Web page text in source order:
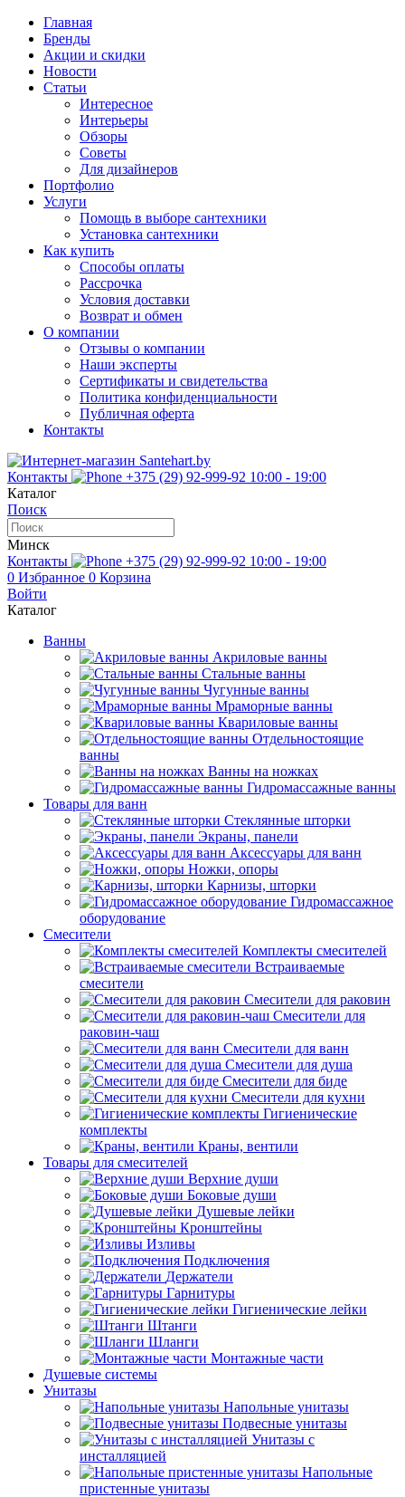
Главная
Бренды
Акции и скидки
Новости
Статьи
Интересное
Интерьеры
Обзоры
Советы
Для дизайнеров
Портфолио
Услуги
Помощь в выборе сантехники
Установка сантехники
Как купить
Способы оплаты
Рассрочка
Условия доставки
Возврат и обмен
О компании
Отзывы о компании
Наши эксперты
Сертификаты и свидетельства
Политика конфиденциальности
Публичная оферта
Контакты
Контакты +375 (29) 92-999-92 10:00 - 19:00
Каталог
Поиск
Минск
Контакты
+375 (29) 92-999-92 10:00 - 19:00
0 Избранное 0 Корзина
Войти
Каталог
Ванны
Акриловые ванны
Стальные ванны
Чугунные ванны
Мраморные ванны
Квариловые ванны
Отдельностоящие
ванны
Ванны на ножках
Гидромассажные ванны
Товары для ванн
Стеклянные шторки
Экраны, панели
Аксессуары для ванн
Ножки, опоры
Карнизы, шторки
Гидромассажное
оборудование
Смесители
Комплекты смесителей
Встраиваемые
смесители
Смесители для раковин
Смесители для
раковин-чаш
Смесители для ванн
Смесители для душа
Смесители для биде
Смесители для кухни
Гигиенические
комплекты
Краны, вентили
Товары для смесителей
Верхние души
Боковые души
Душевые лейки
Кронштейны
Изливы
Подключения
Держатели
Гарнитуры
Гигиенические лейки
Штанги
Шланги
Монтажные части
Душевые системы
Унитазы
Напольные унитазы
Подвесные унитазы
Унитазы с
инсталляцией
Напольные
пристенные унитазы